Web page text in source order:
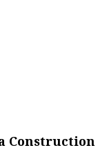
Construction